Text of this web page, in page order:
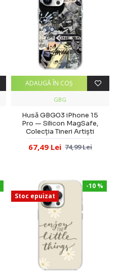
GBG
Husă GBG03 iPhone 15
Pro — Silicon MagSafe,
Colecția Tineri Artiști
67,49 Lei 74,99 Lei
ADAUGĂ ÎN COŞ
-10 %
Stoc epuizat